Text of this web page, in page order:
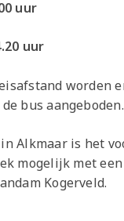
uur
uur
worden
bus aangeboden.
Alkmaar is het
mogelijk met
Kogerveld.